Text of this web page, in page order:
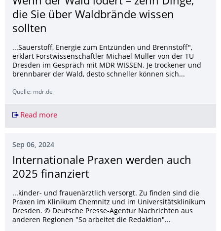
die Sie über Waldbrände wissen
sollten
...Sauerstoff, Energie zum Entzünden und Brennstoff",
erklärt Forstwissenschaftler Michael Müller von der TU
Dresden im Gespräch mit MDR WISSEN. Je trockener und
brennbarer der Wald, desto schneller können sich...
Quelle: mdr.de
Read moreWenn der Wald lodert – zehn Dinge, die Sie
Sep 06, 2024
Internationale Praxen werden auch
2025 finanziert
...kinder- und frauenärztlich versorgt. Zu finden sind die
Praxen im Klinikum Chemnitz und im Universitätsklinikum
Dresden. © Deutsche Presse-Agentur Nachrichten aus
anderen Regionen "So arbeitet die Redaktion"...